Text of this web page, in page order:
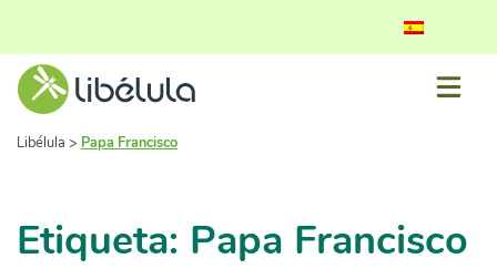
Libélula > Papa Francisco
Etiqueta: Papa Francisco